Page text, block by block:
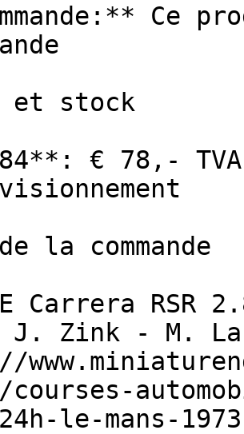
Ce
et stock
€ 78,-
la commande
Carrera RSR
J. Zink - M.
le-mans-